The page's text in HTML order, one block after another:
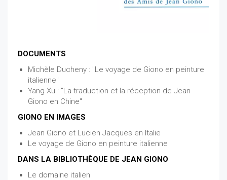
DOCUMENTS
Michèle Ducheny : "Le voyage de Giono en peinture
italienne"
Yang Xu : "La traduction et la réception de Jean
Giono en Chine"
GIONO EN IMAGES
Jean Giono et Lucien Jacques en Italie
Le voyage de Giono en peinture italienne
DANS LA BIBLIOTHÈQUE DE JEAN GIONO
Le domaine italien